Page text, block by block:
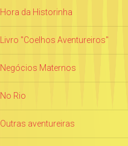
Hora da Historinha
Livro "Coelhos Aventureiros"
Negócios Maternos
No Rio
Outras aventureiras